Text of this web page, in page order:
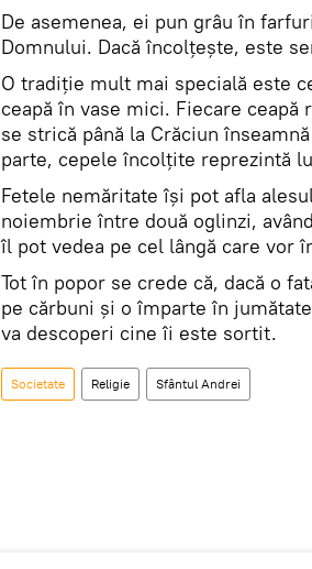
De asemenea, ei pun grâu în
Domnului. Dacă încolțește, este
O tradiție mult mai specială este
ceapă în vase mici. Fiecare ceapă
se strică până la Crăciun
parte, cepele încolțite reprezintă
Fetele nemăritate își pot afla
noiembrie între două oglinzi,
îl pot vedea pe cel lângă care vor
Tot în popor se crede că, dacă o
pe cărbuni și o împarte în
va descoperi cine îi este sortit.
Societate Religie Sfântul Andrei